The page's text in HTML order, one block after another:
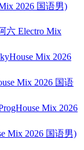
2026 国语男)
六 Electro Mix
Mix 2026
Mix 2026 国语
Mix 2026
Mix 2026 国语男)